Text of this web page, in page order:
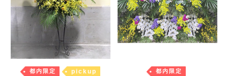
都内限定 pickup 都内限定